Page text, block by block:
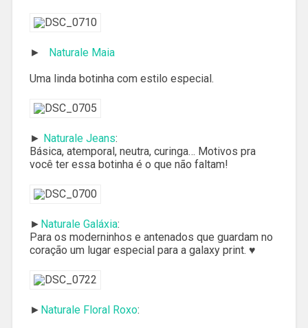
► Naturale Maia
Uma linda botinha com estilo especial.
► Naturale Jeans:
Básica, atemporal, neutra, curinga… Motivos pra
você ter essa botinha é o que não faltam!
► Naturale Galáxia:
Para os moderninhos e antenados que guardam no
coração um lugar especial para a galaxy print. ♥
► Naturale Floral Roxo: